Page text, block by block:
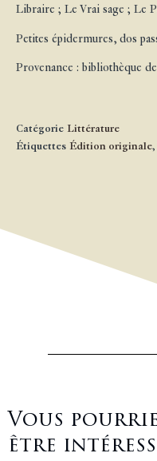
Libraire ; Le Vrai sage ; Le
Petites épidermures, dos
Provenance : bibliothèque
Catégorie Littérature
Étiquettes Édition originale,
Vous
être